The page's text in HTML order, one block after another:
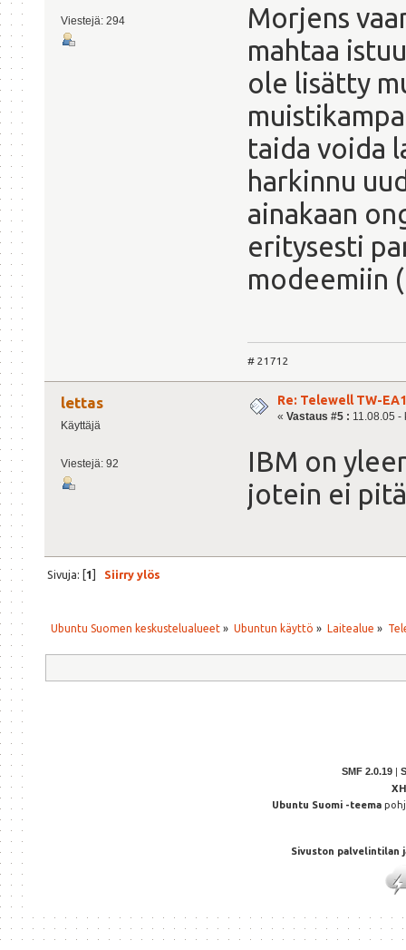
Viestejä: 294
Morjens
mahtaa
ole lisätty
taida voida
harkinnu
ainakaan
eritysesti
modeemiin
# 21712
lettas
Käyttäjä
Viestejä: 92
Re: Telewell TW-
« Vastaus #5 : 11.08.05 -
IBM on
jotein ei
Sivuja: [1] Siirry ylös
Ubuntu Suomen keskustelualueet » Ubuntun käyttö » Laitealue »
SMF 2.0.19
Ubuntu Suomi -teema
Sivuston palvelintilan